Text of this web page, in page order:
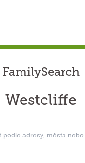
FamilySearch
Westcliffe